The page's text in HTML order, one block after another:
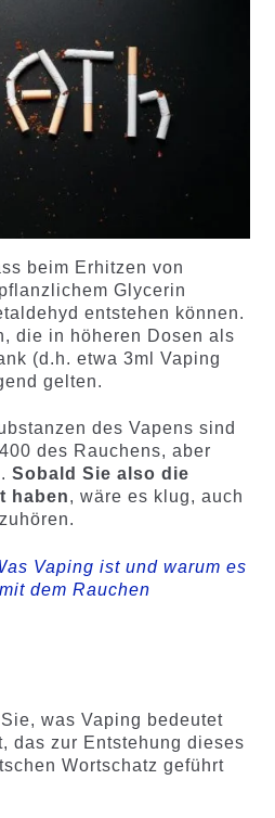
beim Erhitzen von
Glycerin
entstehen können.
die in höheren Dosen als
(d.h. etwa 3ml Vaping
gelten.
des Vapens sind
des Rauchens, aber
Sobald Sie also die
haben, wäre es klug, auch
Vaping ist und warum es
dem Rauchen
was Vaping bedeutet
das zur Entstehung dieses
Wortschatz geführt